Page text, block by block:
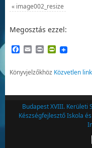
« image002_resize
Megosztás ezzel:
Facebook
EmailPrint
Könyvjelzőkhöz Közvetlen link
Budapest XVIII. Kerületi
Készségfejlesztő Iskola